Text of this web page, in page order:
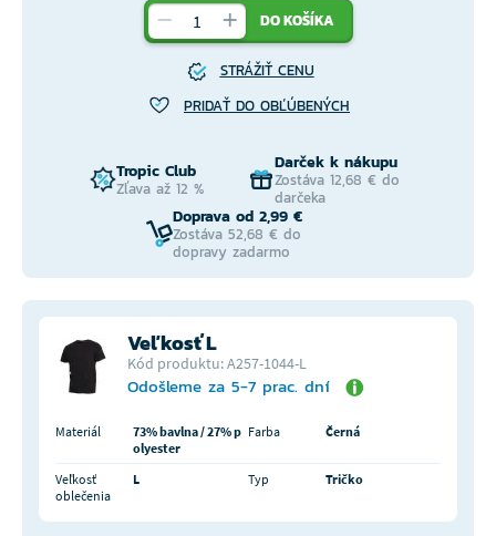
DO KOŠÍKA
STRÁŽIŤ CENU
PRIDAŤ DO OBĽÚBENÝCH
Tropic Club
Zľava až 12 %
Darček k nákupu
Zostáva 12,68 € do
darčeka
Doprava od 2,99 €
Zostáva 52,68 € do
dopravy zadarmo
Veľkosť L
Kód produktu: A257-1044-L
Odošleme za 5-7 prac. dní
Materiál
73% bavlna / 27% p
olyester
Farba Černá
Veľkosť
oblečenia
L Typ Tričko